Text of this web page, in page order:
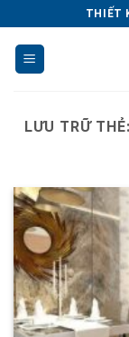
dung
THIẾT
LƯU TRỮ THẺ: